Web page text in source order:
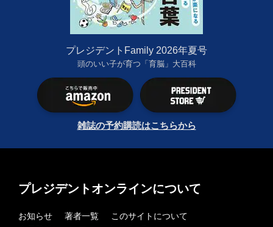
プレジデントFamily 2026年夏号
頭のいい子が育つ「育脳」大百科
雑誌の予約購読はこちらから
プレジデントオンラインについて
お知らせ 著者一覧
このサイトについて